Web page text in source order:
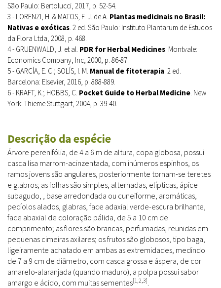
São Paulo: Bertolucci, 2017, p. 52-54.
3 - LORENZI, H. & MATOS, F. J. de A. Plantas medicinais no Brasil:
Nativas e exóticas . 2 ed. São Paulo: Instituto Plantarum de Estudos
da Flora Ltda, 2008, p. 468.
4 - GRUENWALD, J. et al. PDR for Herbal Medicines . Montvale:
Economics Company, Inc, 2000, p. 86-87.
5 - GARCÍA, E. C.; SOLÍS, I. M. Manual de fitoterapia . 2 ed.
Barcelona: Elsevier, 2016, p. 888-889.
6 - KRAFT, K.; HOBBS, C. Pocket Guide to Herbal Medicine . New
York: Thieme Stuttgart, 2004, p. 39-40.
Descrição da espécie
Árvore perenifólia, de 4 a 6 m de altura, copa globosa, possui
casca lisa marrom-acinzentada, com inúmeros espinhos, os
ramos jovens são angulares, posteriormente tornam-se teretes
e glabros; as folhas são simples, alternadas, elípticas, ápice
subagudo, , base arredondada ou cuneiforme, aromáticas,
pecíolos alados, glabras, face adaxial verde-escura brilhante,
face abaxial de coloração pálida, de 5 a 10 cm de
comprimento; as flores são brancas, perfumadas, reunidas em
pequenas cimeiras axilares; os frutos são globosos, tipo baga,
ligeiramente achatado em ambas as extremidades, medindo
de 7 a 9 cm de diâmetro, com casca grossa e áspera, de cor
amarelo-alaranjada (quando maduro), a polpa possui sabor
amargo e ácido, com muitas sementes[1,2,3]